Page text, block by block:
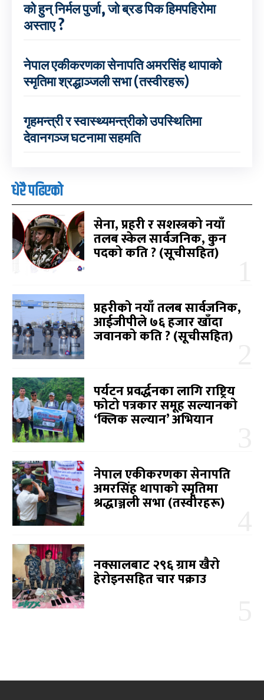
को हुन् निर्मल पुर्जा, जो ब्रड पिक हिमपहिरोमा
अस्ताए ?
नेपाल एकीकरणका सेनापति अमरसिंह थापाको
स्मृतिमा श्रद्धाञ्जली सभा (तस्वीरहरू)
गृहमन्त्री र स्वास्थ्यमन्त्रीको उपस्थितिमा
देवानगञ्ज घटनामा सहमति
धेरै पढिएको
सेना, प्रहरी र सशस्त्रको नयाँ
तलब स्केल सार्वजनिक, कुन
पदको कति ? (सूचीसहित)
प्रहरीको नयाँ तलब सार्वजनिक,
आईजीपीले ७६ हजार खाँदा
जवानको कति ? (सूचीसहित)
पर्यटन प्रवर्द्धनका लागि राष्ट्रिय
फोटो पत्रकार समूह सल्यानको
‘क्लिक सल्यान’ अभियान
नेपाल एकीकरणका सेनापति
अमरसिंह थापाको स्मृतिमा
श्रद्धाञ्जली सभा (तस्वीरहरू)
नक्सालबाट २९६ ग्राम खैरो
हेरोइनसहित चार पक्राउ